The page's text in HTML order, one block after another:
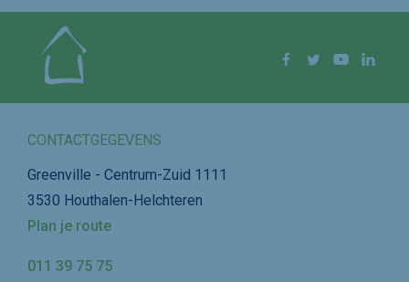
Facebook
Twitter YouTube
CONTACTGEGEVENS
Greenville - Centrum-Zuid 1111
3530 Houthalen-Helchteren
Plan je route
011 39 75 75